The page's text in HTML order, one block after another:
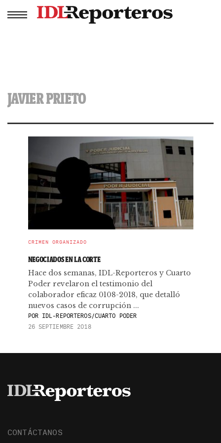
JAVIER PRIETO
CRIMEN ORGANIZADO
NEGOCIADOS EN LA CORTE
Hace dos semanas, IDL-Reporteros y Cuarto
Poder revelaron el testimonio del
colaborador eficaz 0108-2018, que detalló
nuevos casos de corrupción ...
PORIDL-REPORTEROS/CUARTO PODER
26 SEPTIEMBRE 2018
CONTÁCTANOS